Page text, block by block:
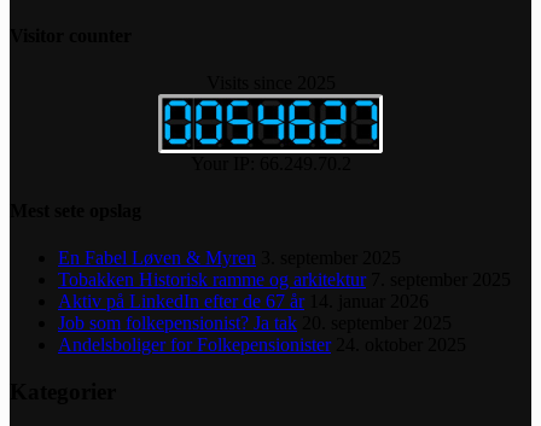
En Fabel Løven & Myren
Tobakken Historisk ramme og arkitektur
Aktiv på LinkedIn efter de 67 år
Job som folkepensionist? Ja tak
Andelsboliger for Folkepensionister